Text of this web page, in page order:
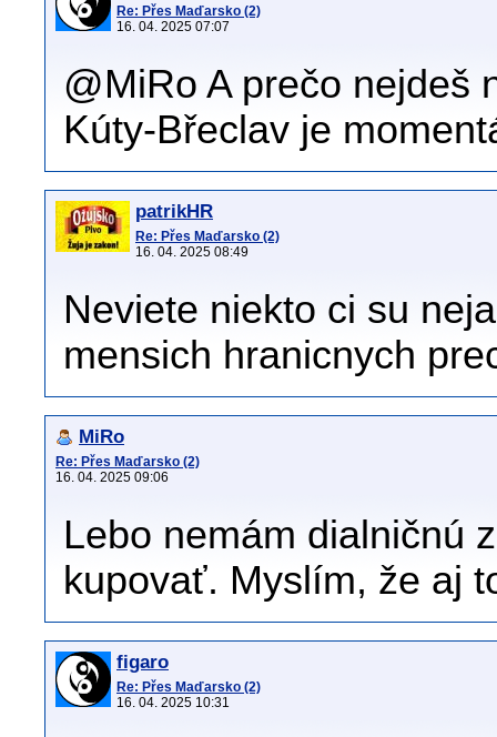
Re: Přes Maďarsko (2)
16. 04. 2025 07:07
@MiRo A prečo nejdeš
Kúty-Břeclav je
patrikHR
Re: Přes Maďarsko (2)
16. 04. 2025 08:49
Neviete niekto ci su
mensich hranicnych
MiRo
Re: Přes Maďarsko (2)
16. 04. 2025 09:06
Lebo nemám dialničnú
kupovať. Myslím, že aj
figaro
Re: Přes Maďarsko (2)
16. 04. 2025 10:31